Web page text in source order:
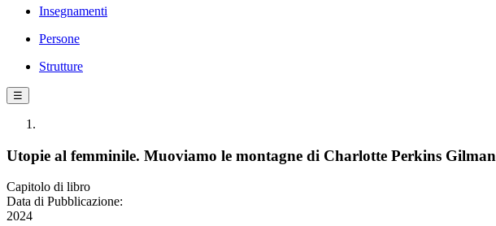
Insegnamenti
Persone
Strutture
☰
Utopie al femminile. Muoviamo le montagne di Charlotte Perkins Gilman
Capitolo di libro
Data di Pubblicazione:
2024